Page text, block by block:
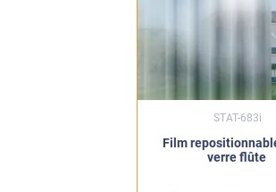
Film
verre flûte
STAT-683i